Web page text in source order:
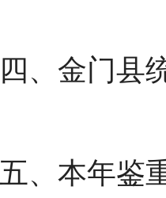
四、金门县
五、本年鉴